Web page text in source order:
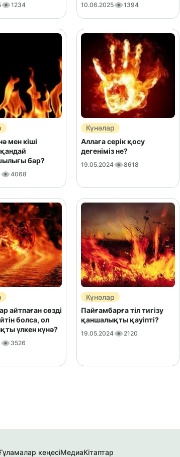
1234 10.06.2025 1394
мен кіші
бар?
4068
Күнәлар
Аллаға серік қосу
дегеніміз не?
19.05.2024 8618
айтпаған сөзді
болса, ол
үлкен күнә?
3526
Күнәлар
Пайғамбарға тіл тигізу
қаншалықты қауіпті?
19.05.2024 2120
кеңесіМедиаКітаптар